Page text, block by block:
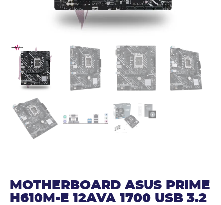
MOTHERBOARD ASUS PRIME
H610M-E 12AVA 1700 USB 3.2